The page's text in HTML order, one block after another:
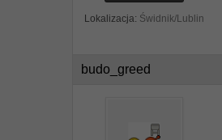
Lokalizacja: Świdnik/Lublin
budo_greed